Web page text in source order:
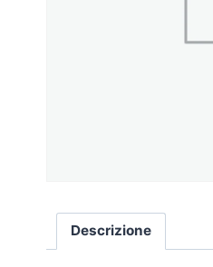
Descrizione